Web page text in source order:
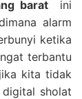
baratini
alarm
ketika
terbantu
kita tidak
sholat